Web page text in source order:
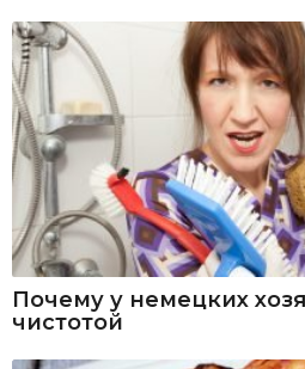
Почему у немецких
чистотой